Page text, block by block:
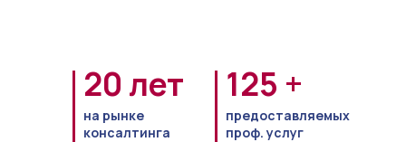
125 +
20 лет
на рынке
консалтинга
предоставляемых
проф. услуг